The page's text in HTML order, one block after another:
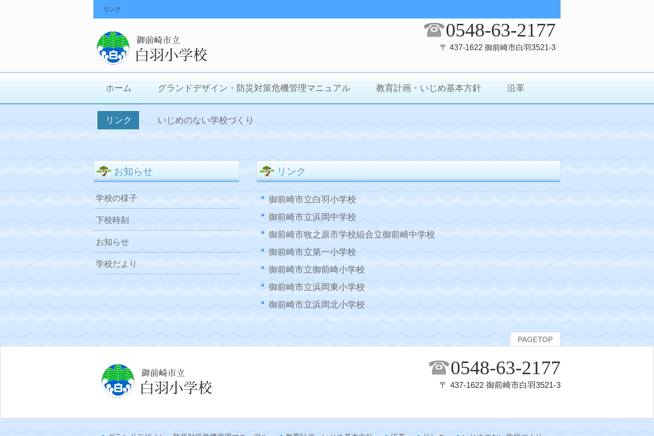
リンク
0548-63-2177
〒 437-1622 御前崎市白羽3521-3
ホーム グランドデザイン・防災対策危機管理マニュアル 教育計画・いじめ基本方針 沿革
リンク いじめのない学校づくり
リンク
御前崎市立白羽小学校
御前崎市立浜岡中学校
御前崎市牧之原市学校組合立御前崎中学校
御前崎市立第一小学校
御前崎市立御前崎小学校
御前崎市立浜岡東小学校
御前崎市立浜岡北小学校
お知らせ
学校の様子
下校時刻
お知らせ
学校だより
PAGETOP
0548-63-2177
〒 437-1622 御前崎市白羽3521-3